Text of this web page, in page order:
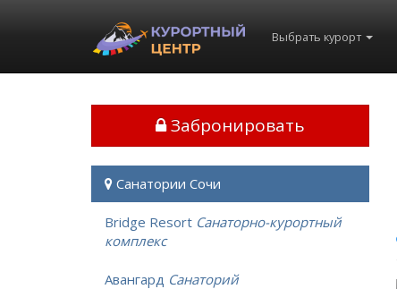
Выбрать курорт
Забронировать
Санатории Сочи
Bridge Resort Санаторно-курортный
комплекс
Авангард Санаторий